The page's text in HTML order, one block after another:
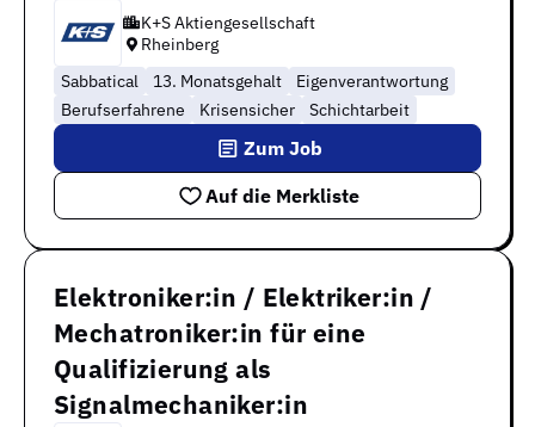
K+S Aktiengesellschaft
Rheinberg
Sabbatical
13. Monatsgehalt
Eigenverantwortung
Berufserfahrene
Krisensicher Schichtarbeit
Auf die Merkliste
Zum Job
Elektroniker:in / Elektriker:in /
Mechatroniker:in für eine
Qualifizierung als
Signalmechaniker:in